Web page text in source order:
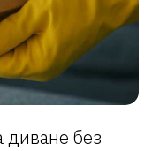
диване без